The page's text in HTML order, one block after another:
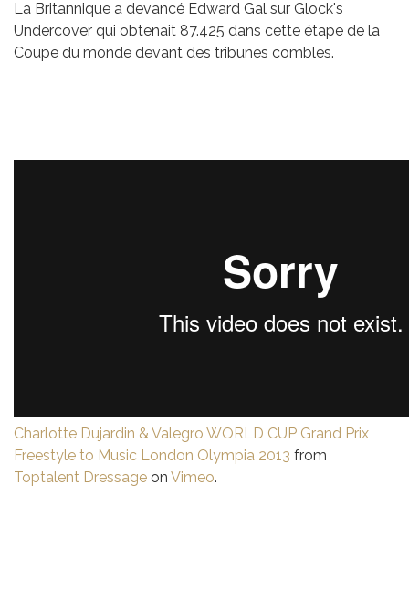
La Britannique a devancé Edward Gal sur Glock's
Undercover qui obtenait 87.425 dans cette étape de la
Coupe du monde devant des tribunes combles.
Charlotte Dujardin & Valegro WORLD CUP Grand Prix
Freestyle to Music London Olympia 2013 from
Toptalent Dressage on Vimeo.